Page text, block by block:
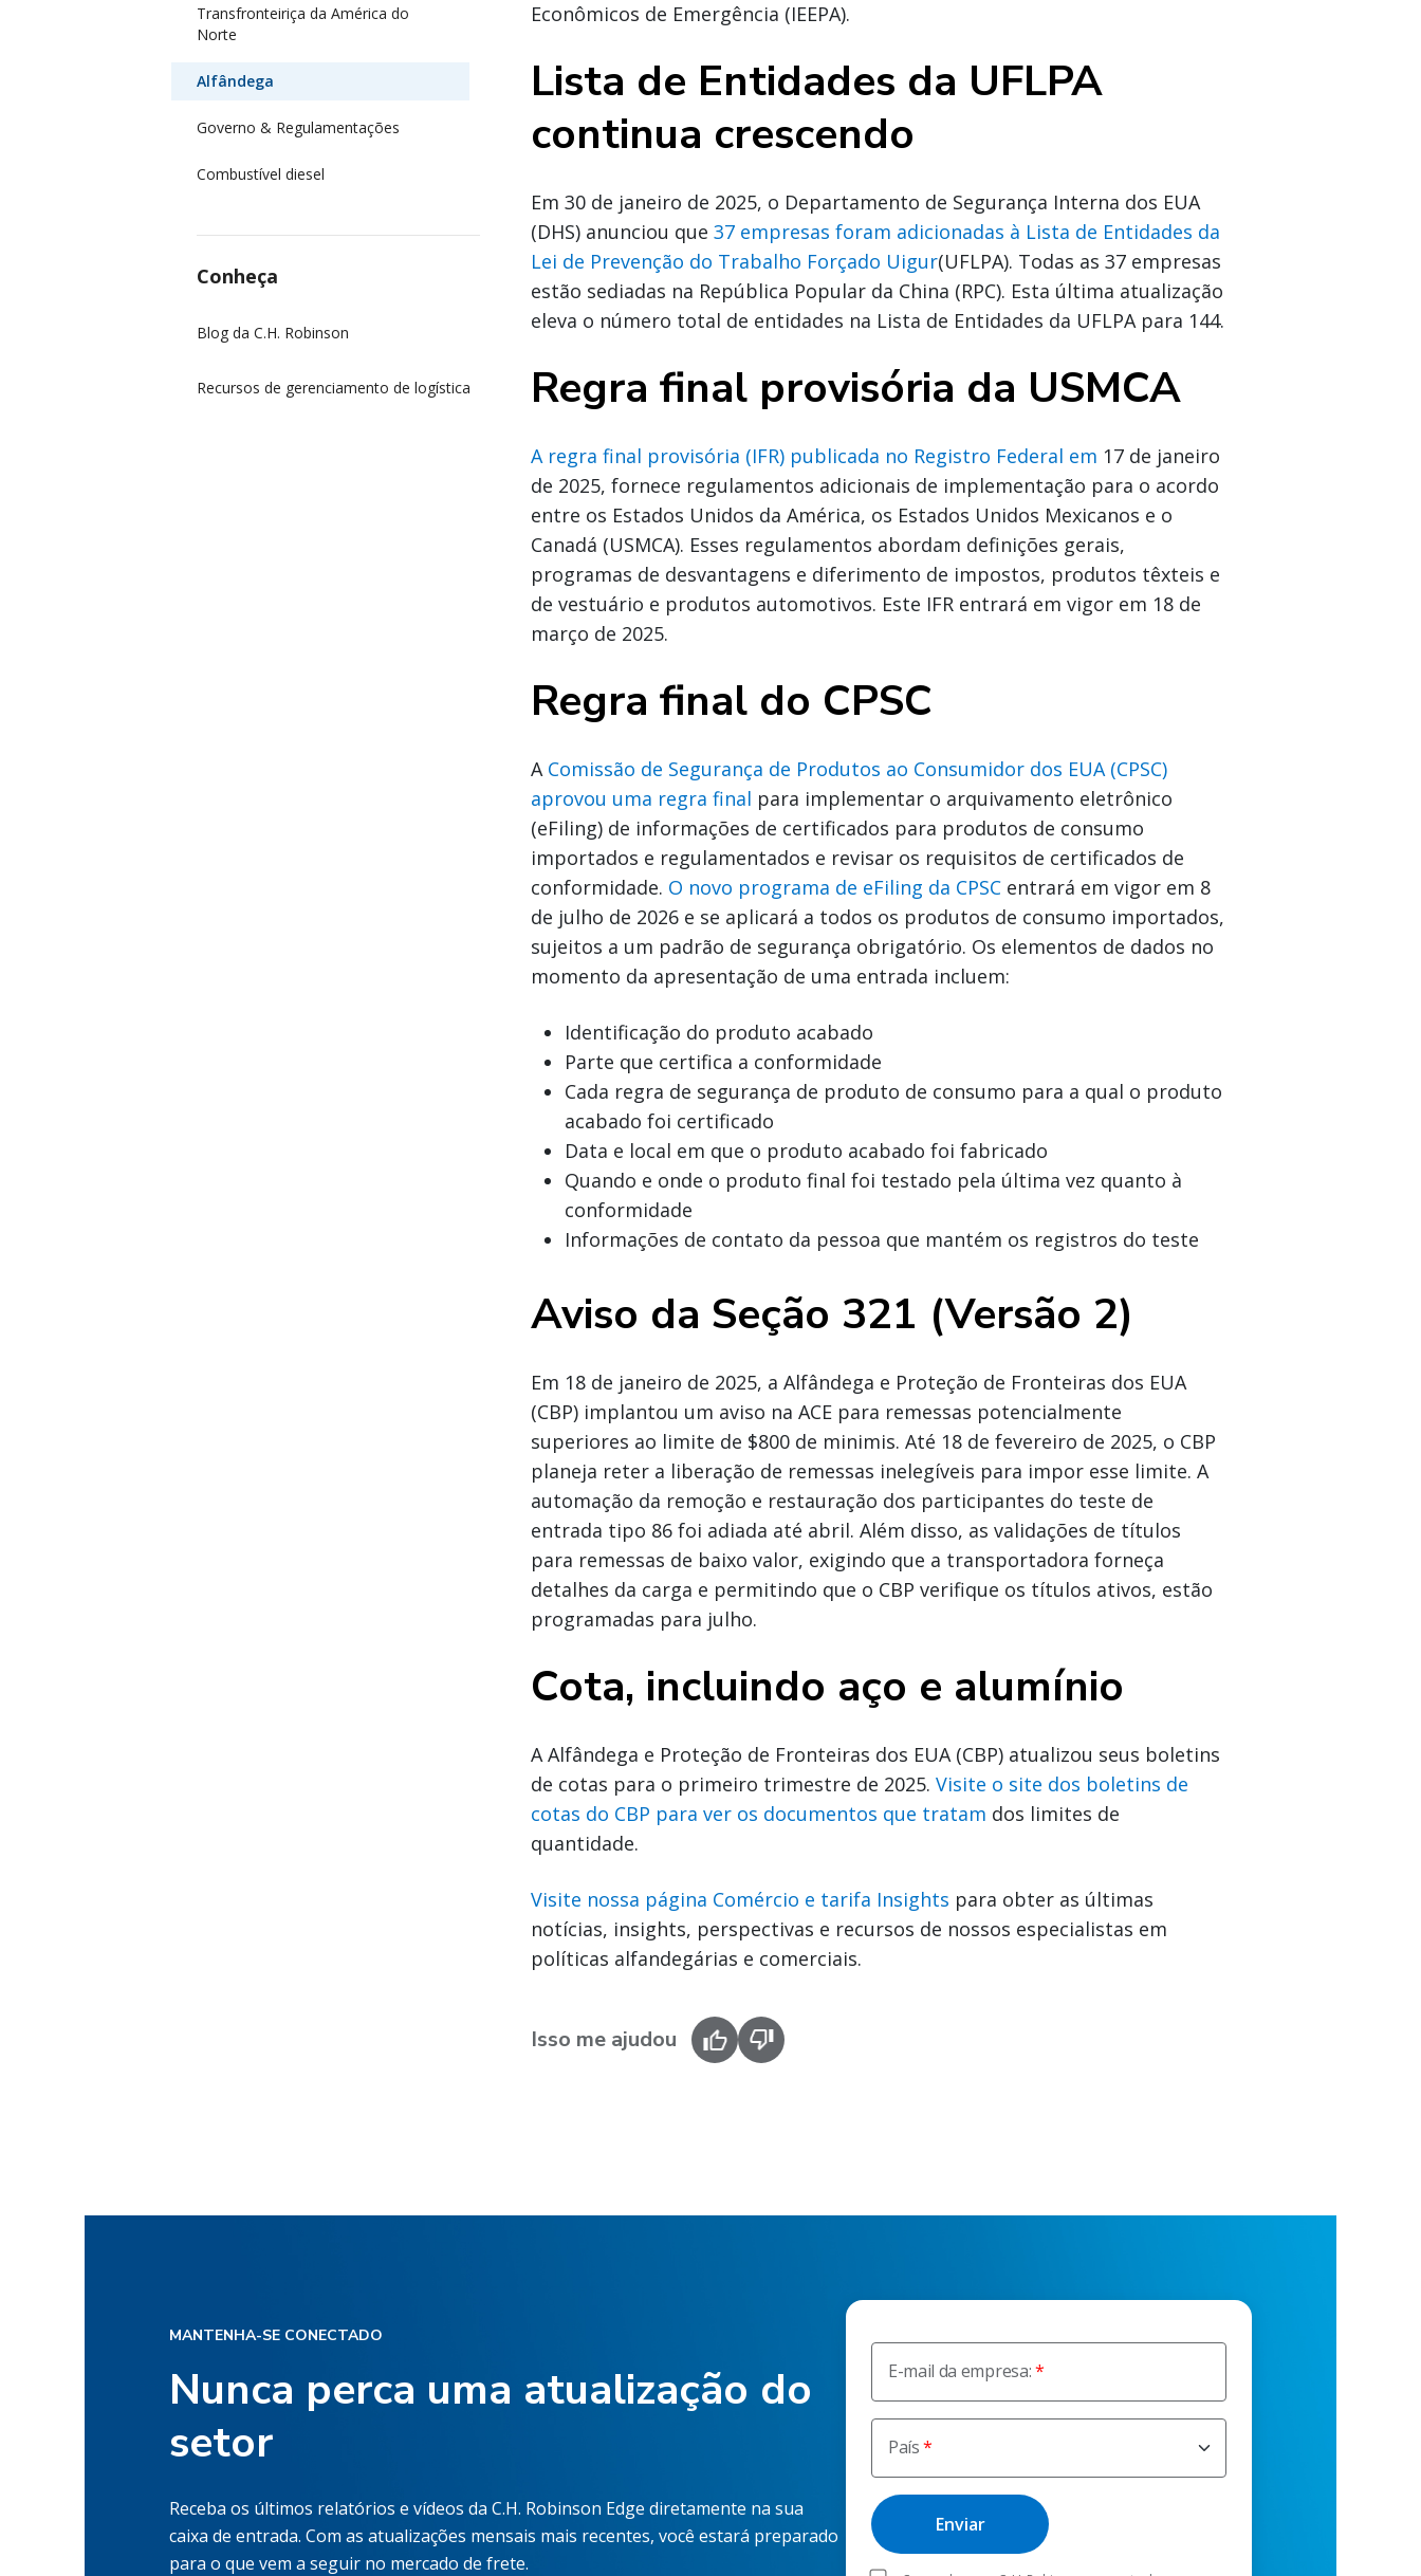
Econômicos de Emergência (IEEPA).
Lista de Entidades da UFLPA
continua crescendo
Em 30 de janeiro de 2025, o Departamento de Segurança Interna dos EUA
(DHS) anunciou que 37 empresas foram adicionadas à Lista de Entidades da
Lei de Prevenção do Trabalho Forçado Uigur(UFLPA). Todas as 37 empresas
estão sediadas na República Popular da China (RPC). Esta última atualização
eleva o número total de entidades na Lista de Entidades da UFLPA para 144.
Regra final provisória da USMCA
A regra final provisória (IFR) publicada no Registro Federal em 17 de janeiro
de 2025, fornece regulamentos adicionais de implementação para o acordo
entre os Estados Unidos da América, os Estados Unidos Mexicanos e o
Canadá (USMCA). Esses regulamentos abordam definições gerais,
programas de desvantagens e diferimento de impostos, produtos têxteis e
de vestuário e produtos automotivos. Este IFR entrará em vigor em 18 de
março de 2025.
Regra final do CPSC
A Comissão de Segurança de Produtos ao Consumidor dos EUA (CPSC)
aprovou uma regra final para implementar o arquivamento eletrônico
(eFiling) de informações de certificados para produtos de consumo
importados e regulamentados e revisar os requisitos de certificados de
conformidade. O novo programa de eFiling da CPSC entrará em vigor em 8
de julho de 2026 e se aplicará a todos os produtos de consumo importados,
sujeitos a um padrão de segurança obrigatório. Os elementos de dados no
momento da apresentação de uma entrada incluem:
Identificação do produto acabado
Parte que certifica a conformidade
Cada regra de segurança de produto de consumo para a qual o produto
acabado foi certificado
Data e local em que o produto acabado foi fabricado
Quando e onde o produto final foi testado pela última vez quanto à
conformidade
Informações de contato da pessoa que mantém os registros do teste
Aviso da Seção 321 (Versão 2)
Em 18 de janeiro de 2025, a Alfândega e Proteção de Fronteiras dos EUA
(CBP) implantou um aviso na ACE para remessas potencialmente
superiores ao limite de $800 de minimis. Até 18 de fevereiro de 2025, o CBP
planeja reter a liberação de remessas inelegíveis para impor esse limite. A
automação da remoção e restauração dos participantes do teste de
entrada tipo 86 foi adiada até abril. Além disso, as validações de títulos
para remessas de baixo valor, exigindo que a transportadora forneça
detalhes da carga e permitindo que o CBP verifique os títulos ativos, estão
programadas para julho.
Cota, incluindo aço e alumínio
A Alfândega e Proteção de Fronteiras dos EUA (CBP) atualizou seus boletins
de cotas para o primeiro trimestre de 2025. Visite o site dos boletins de
cotas do CBP para ver os documentos que tratam dos limites de
quantidade.
Visite nossa página Comércio e tarifa Insights para obter as últimas
notícias, insights, perspectivas e recursos de nossos especialistas em
políticas alfandegárias e comerciais.
Isso me ajudou
Transfronteiriça da América do
Norte
Alfândega
Governo & Regulamentações
Combustível diesel
Conheça
Blog da C.H. Robinson
Recursos de gerenciamento de logística
E-mail da empresa:
País
MANTENHA-SE CONECTADO
Nunca perca uma atualização do
setor
Receba os últimos relatórios e vídeos da C.H. Robinson Edge diretamente na sua
caixa de entrada. Com as atualizações mensais mais recentes, você estará preparado
para o que vem a seguir no mercado de frete.